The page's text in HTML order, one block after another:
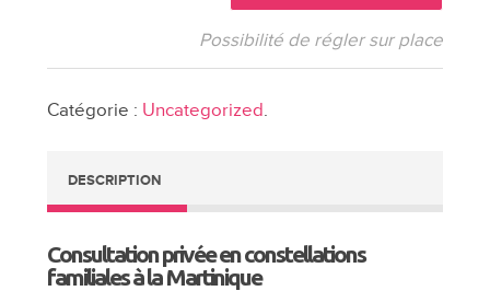
de
Martinique
Possibilité de régler sur place
Catégorie : Uncategorized.
DESCRIPTION
Consultation privée en constellations
familiales à la Martinique